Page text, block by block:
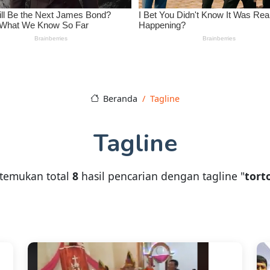
Beranda Tagline
Tagline
total 8 hasil pencarian dengan tagline "